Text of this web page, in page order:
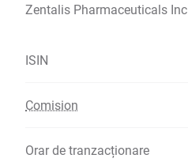
Zentalis Pharmaceuticals Inc
ISIN
Comision
Orar de tranzacționare